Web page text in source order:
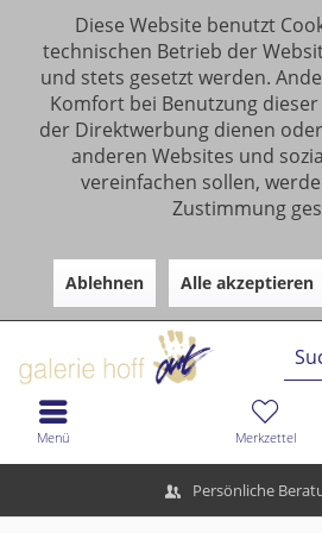
Diese Website benutzt
technischen Betrieb der
und stets gesetzt werden.
Komfort bei Benutzung
der Direktwerbung dienen
anderen Websites und
vereinfachen sollen,
Zustimmung
Ablehnen Alle akzeptieren
Persönliche
Merkzettel
Menü